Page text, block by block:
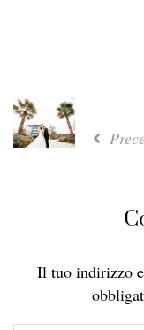
Il tuo indirizzo